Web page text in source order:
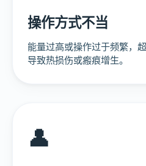
操作方式不当
能量过高或操作过于频繁，
导致热损伤或瘢痕增生。
👤